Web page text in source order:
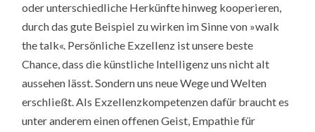
oder unterschiedliche Herkünfte hinweg kooperieren,
durch das gute Beispiel zu wirken im Sinne von »walk
the talk«. Persönliche Exzellenz ist unsere beste
Chance, dass die künstliche Intelligenz uns nicht alt
aussehen lässt. Sondern uns neue Wege und Welten
erschließt. Als Exzellenzkompetenzen dafür braucht es
unter anderem einen offenen Geist, Empathie für